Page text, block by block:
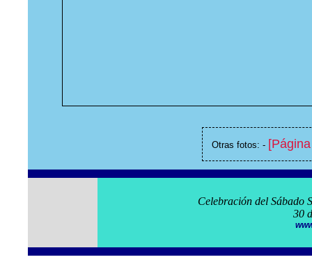
Otras fotos: -
Celebración del Sábado
30